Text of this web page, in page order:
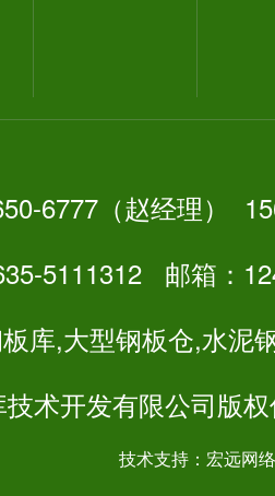
6777 （赵经理）
5111312 邮箱：
库,大型钢板仓,水泥
术开发有限公司版
技术支持： 宏远网络